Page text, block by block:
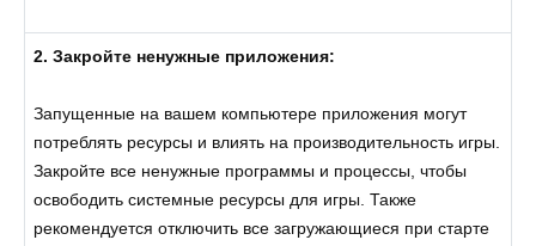
2. Закройте ненужные приложения:
Запущенные на вашем компьютере приложения могут
потреблять ресурсы и влиять на производительность игры.
Закройте все ненужные программы и процессы, чтобы
освободить системные ресурсы для игры. Также
рекомендуется отключить все загружающиеся при старте